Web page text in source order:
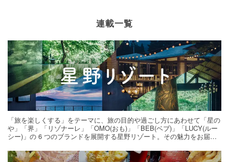
連載一覧
「旅を楽しくする」をテーマに、旅の目的や過ごし方にあわせて「星の
や」「界」「リゾナーレ」「OMO(おも)」「BEB(ベブ)」「LUCY(ルー
シー)」の 6 つのブランドを展開する星野リゾート。その魅力をお届け